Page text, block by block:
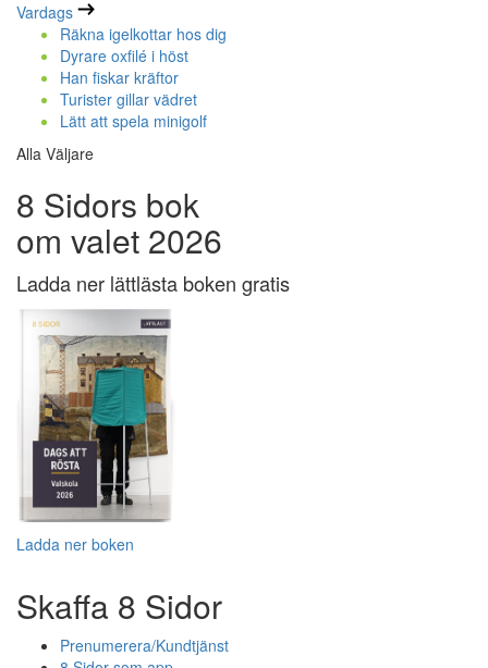
Vardags
Räkna igelkottar hos dig
Dyrare oxfilé i höst
Han fiskar kräftor
Turister gillar vädret
Lätt att spela minigolf
Alla Väljare
8 Sidors bok
om valet 2026
Ladda ner lättlästa boken gratis
Ladda ner boken
Skaffa 8 Sidor
Prenumerera/Kundtjänst